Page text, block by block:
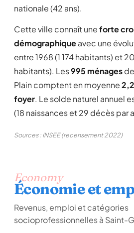
nationale (42 ans).
Cette ville connaît uneforte
démographiqueavec une
entre 1968 (1 174 habitants) et
habitants). Les995 ménages
Plain comptent en moyenne
foyer. Le solde naturel annuel
(18 naissances et 29 décès par
Sources : INSEE (recensement 2022)
Economy
Économie et
Revenus, emploi et catégories
socioprofessionnelles à Saint-